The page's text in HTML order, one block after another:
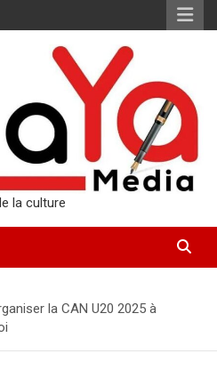
la culture
la CAN U20 2025 à